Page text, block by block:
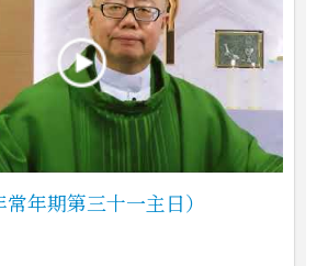
年期第三十一主日）